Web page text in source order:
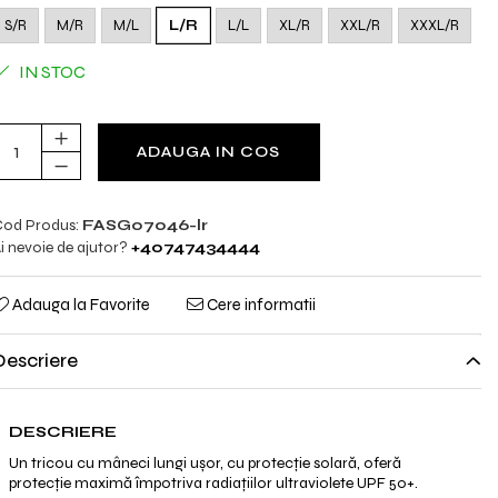
S/R M/R M/L L/R L/L XL/R XXL/R XXXL/R
IN STOC
ADAUGA IN COS
Produs: FASG07046-lr
nevoie de ajutor? +40747434444
Adauga la Favorite Cere informatii
DESCRIERE
Un tricou cu mâneci lungi ușor, cu protecție solară, oferă
protecție maximă împotriva radiațiilor ultraviolete UPF 50+.